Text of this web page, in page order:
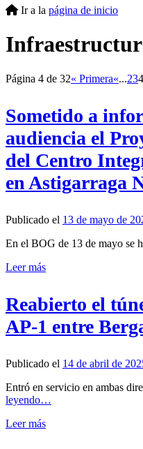
Ir a la página de inicio
Página 4 de 32« Primera«...234
Sometido a
audiencia el
del Centro
en Astigarraga
Publicado el 13 de mayo de
En el BOG de 13 de mayo se
Leer más
Reabierto el
AP-1 entre
Publicado el 14 de abril de
Entró en servicio en ambas
leyendo…
Leer más